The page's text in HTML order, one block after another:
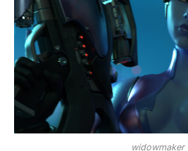
widowmaker